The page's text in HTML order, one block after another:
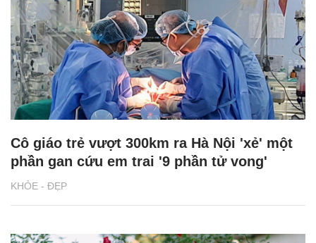
KHỎE - ĐẸP
Cô giáo trẻ vượt 300km ra Hà Nội 'xẻ' một
phần gan cứu em trai '9 phần tử vong'